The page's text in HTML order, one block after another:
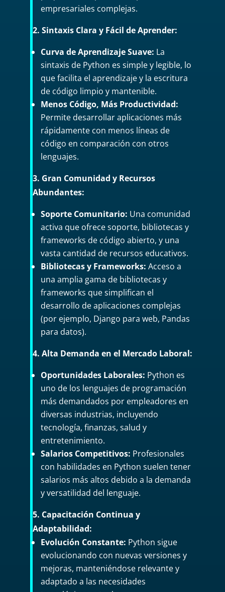
empresariales complejas.
2. Sintaxis Clara y Fácil de Aprender:
Curva de Aprendizaje Suave: La
sintaxis de Python es simple y legible, lo
que facilita el aprendizaje y la escritura
de código limpio y mantenible.
Menos Código, Más Productividad:
Permite desarrollar aplicaciones más
rápidamente con menos líneas de
código en comparación con otros
lenguajes.
3. Gran Comunidad y Recursos
Abundantes:
Soporte Comunitario: Una comunidad
activa que ofrece soporte, bibliotecas y
frameworks de código abierto, y una
vasta cantidad de recursos educativos.
Bibliotecas y Frameworks: Acceso a
una amplia gama de bibliotecas y
frameworks que simplifican el
desarrollo de aplicaciones complejas
(por ejemplo, Django para web, Pandas
para datos).
4. Alta Demanda en el Mercado Laboral:
Oportunidades Laborales: Python es
uno de los lenguajes de programación
más demandados por empleadores en
diversas industrias, incluyendo
tecnología, finanzas, salud y
entretenimiento.
Salarios Competitivos: Profesionales
con habilidades en Python suelen tener
salarios más altos debido a la demanda
y versatilidad del lenguaje.
5. Capacitación Continua y
Adaptabilidad:
Evolución Constante: Python sigue
evolucionando con nuevas versiones y
mejoras, manteniéndose relevante y
adaptado a las necesidades